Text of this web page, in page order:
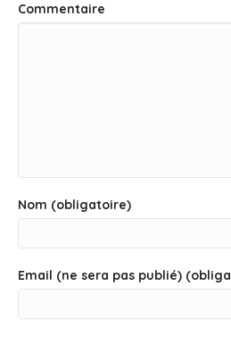
Commentaire
Nom (obligatoire)
Email (ne sera pas publié)